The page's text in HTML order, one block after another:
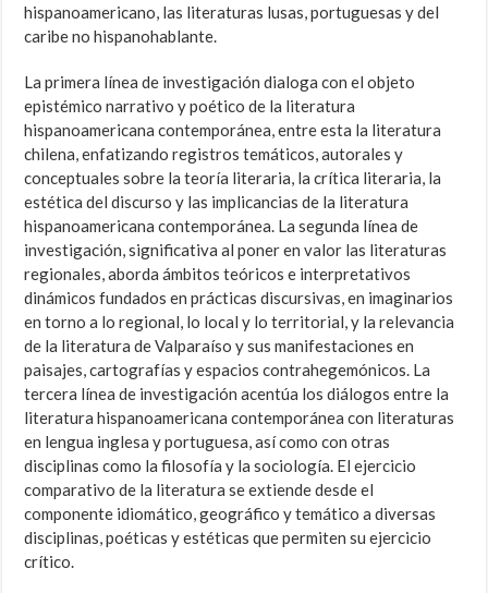
hispanoamericano, las literaturas lusas, portuguesas y del
caribe no hispanohablante.
La primera línea de investigación dialoga con el objeto
epistémico narrativo y poético de la literatura
hispanoamericana contemporánea, entre esta la literatura
chilena, enfatizando registros temáticos, autorales y
conceptuales sobre la teoría literaria, la crítica literaria, la
estética del discurso y las implicancias de la literatura
hispanoamericana contemporánea. La segunda línea de
investigación, significativa al poner en valor las literaturas
regionales, aborda ámbitos teóricos e interpretativos
dinámicos fundados en prácticas discursivas, en imaginarios
en torno a lo regional, lo local y lo territorial, y la relevancia
de la literatura de Valparaíso y sus manifestaciones en
paisajes, cartografías y espacios contrahegemónicos. La
tercera línea de investigación acentúa los diálogos entre la
literatura hispanoamericana contemporánea con literaturas
en lengua inglesa y portuguesa, así como con otras
disciplinas como la filosofía y la sociología. El ejercicio
comparativo de la literatura se extiende desde el
componente idiomático, geográfico y temático a diversas
disciplinas, poéticas y estéticas que permiten su ejercicio
crítico.